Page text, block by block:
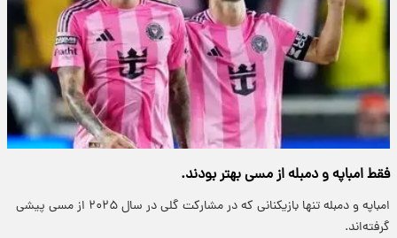
فقط امباپه و دمبله از مسی بهتر بودند.
امباپه و دمبله تنها بازیکنانی که در مشارکت گلی در سال ۲۰۲۵ از مسی پیشی
گرفته‌اند.